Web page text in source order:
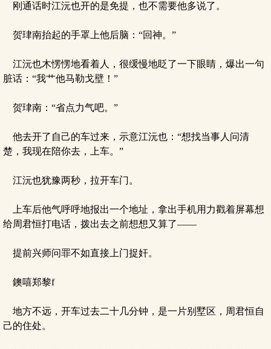
刚通话时江沅也开的是免提，也不需要他多说了。
贺珒南抬起的手罩上他后脑：“回神。”
江沅也木愣愣地看着人，很缓慢地眨了一下眼睛，爆出一句
脏话：“我艹他马勒戈壁！”
贺珒南：“省点力气吧。”
他去开了自己的车过来，示意江沅也：“想找当事人问清
楚，我现在陪你去，上车。”
江沅也犹豫两秒，拉开车门。
上车后他气呼呼地报出一个地址，拿出手机用力戳着屏幕想
给周君恒打电话，拨出去之前想想又算了——
提前兴师问罪不如直接上门捉奸。
鐭嘻郑黎f
地方不远，开车过去二十几分钟，是一片别墅区，周君恒自
己的住处。